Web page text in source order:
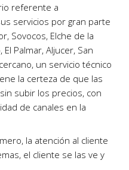
referente a
servicios por gran parte
Sovocos, Elche de la
Palmar, Aljucer, San
un servicio técnico
la certeza de que las
subir los precios, con
de canales en la
la atención al cliente
el cliente se las ve y